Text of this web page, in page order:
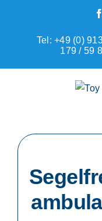
Tel: +49 (0)
179 / 59